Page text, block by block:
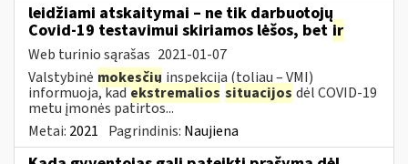
leidžiami atskaitymai – ne tik darbuotojų
Covid-19 testavimui skiriamos lėšos, bet ir
Web turinio sąrašas 2021-01-07
Valstybinė mokesčių inspekcija (toliau – VMI)
informuoja, kadekstremalios situacijos dėl COVID-19
metu įmonės patirtos...
Metai: 2021 Pagrindinis: Naujiena